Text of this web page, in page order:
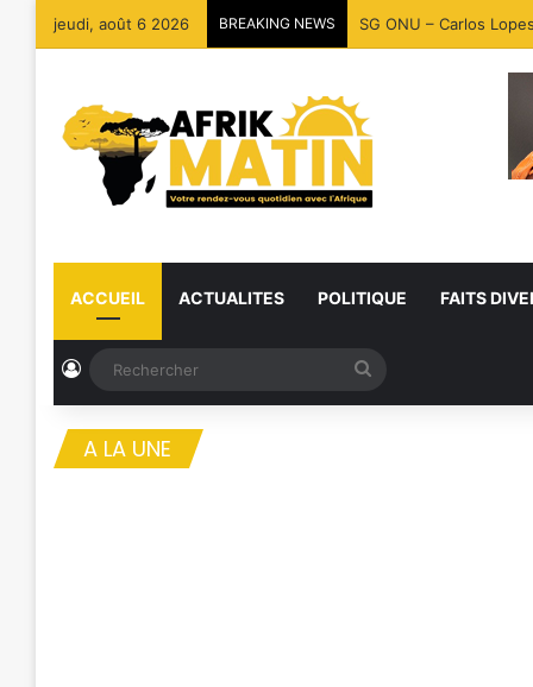
jeudi, août 6 2026 BREAKING NEWS SG ONU – Carlos
ACCUEIL ACTUALITES POLITIQUE FAITS
Connexion
A LA UNE